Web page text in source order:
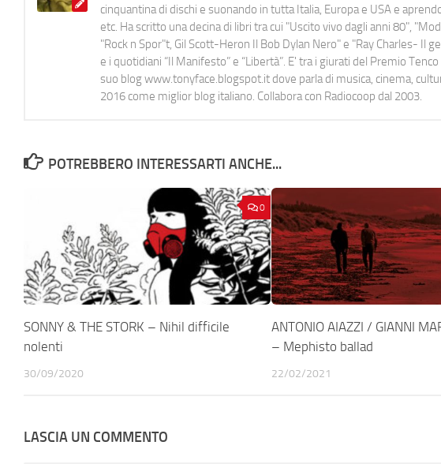
cinquantina di dischi e suonando in tutta Italia, Europa e USA e
etc. Ha scritto una decina di libri tra cui "Uscito vivo dagli anni 80",
"Rock n Spor"t, Gil Scott-Heron Il Bob Dylan Nero" e "Ray Charles- Il
e i quotidiani “Il Manifesto” e “Libertà”. E' tra i giurati del Premio
suo blog www.tonyface.blogspot.it dove parla di musica, cinema,
2016 come miglior blog italiano. Collabora con Radiocoop dal 2003.
POTREBBERO INTERESSARTI ANCHE...
0
SONNY & THE STORK – Nihil difficile
nolenti
30/09/2020
ANTONIO AIAZZI / GIANNI
– Mephisto ballad
22/02/2021
LASCIA UN COMMENTO